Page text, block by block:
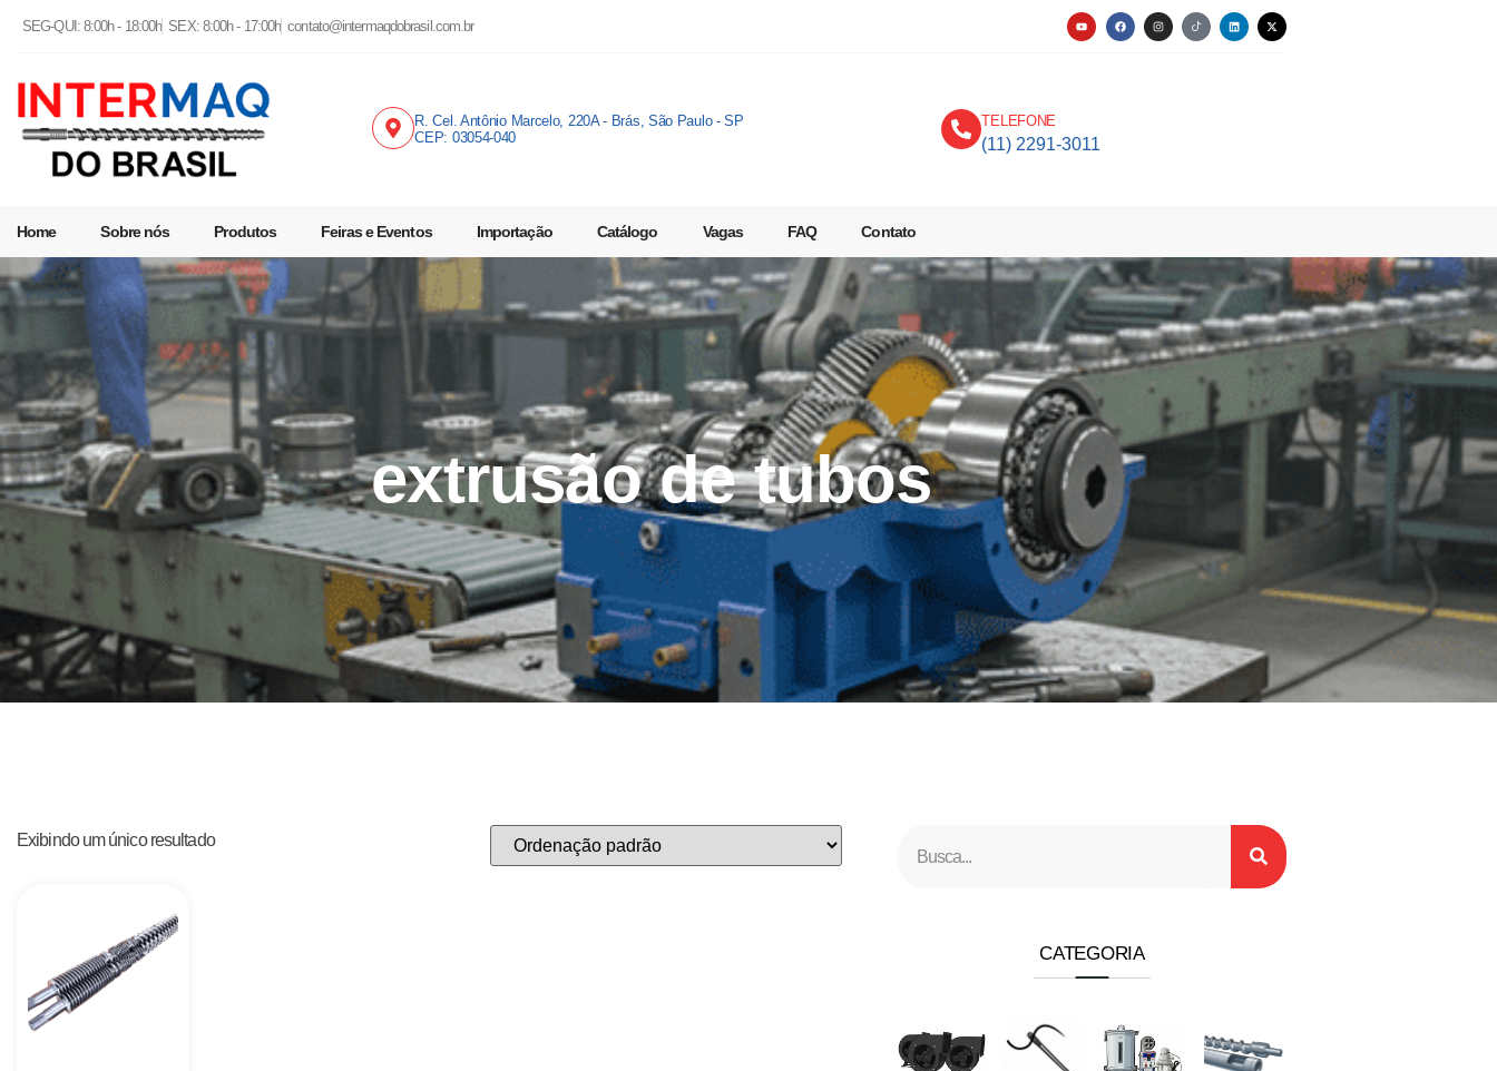
SEG-QUI: 8:00h - 18:00h SEX: 8:00h - 17:00h contato@intermaqdobrasil.com.br
R. Cel. Antônio Marcelo, 220A - Brás, São Paulo - SP
CEP: 03054-040
TELEFONE
(11) 2291-3011
Home Sobre nós Produtos Feiras e Eventos Importação Catálogo Vagas FAQ Contato
extrusão de tubos
Exibindo um único resultado
CATEGORIA